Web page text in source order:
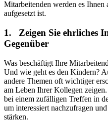
Mitarbeitenden werden es
aufgesetzt ist.
1. Zeigen Sie ehrliches
Gegenüber
Was beschäftigt Ihre
Und wie geht es den Kindern?
andere Themen oft wichtiger
am Leben Ihrer Kollegen
bei einem zufälligen Treffen in
um interessiert nachzufragen
stärken.